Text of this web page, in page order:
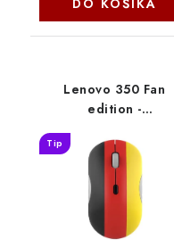
Lenovo 350 Fan
edition -
600 DPI/Bezdrôtové
Bluetooth/Čierna
GY51U71762
Tip